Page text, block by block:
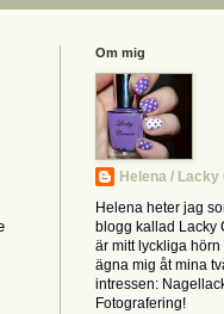
Om mig
Helena / Lacky
Helena heter jag
blogg kallad Lacky
är mitt lyckliga
ägna mig åt mina
intressen:
Fotografering!